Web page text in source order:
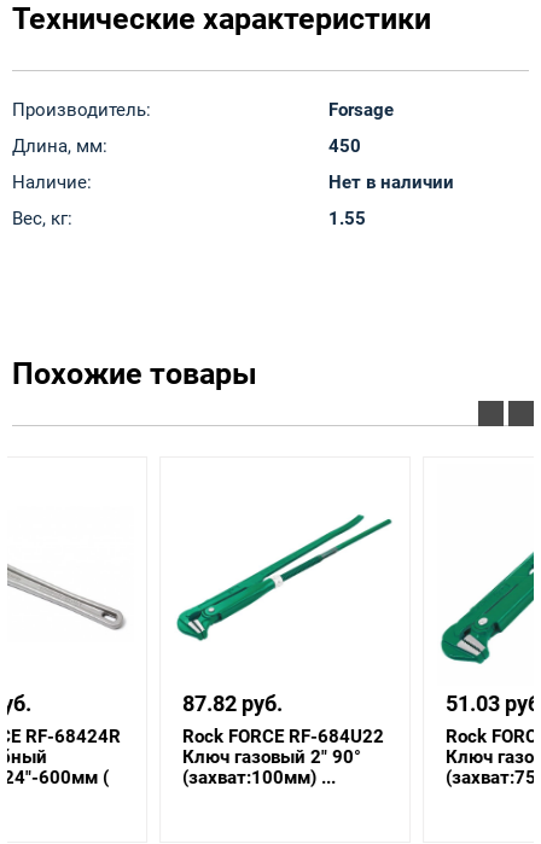
Технические характеристики
Производитель:
Forsage
Длина, мм:
450
Наличие:
Нет в наличии
Вес, кг:
1.55
Похожие товары
Rock FORCE RF-684U22
Ключ газовый 2" 90°
(захват:100мм) ...
Rock FORCE RF-684U17
Ключ газовый 1.5" 90°
(захват:75мм)...